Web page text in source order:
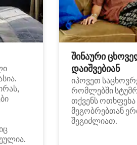
შინაური
დაიშვებიან
იპოვეთ
რომლებში
თქვენს ოთხფეხა
მეგობრებთან
შეგიძლიათ.